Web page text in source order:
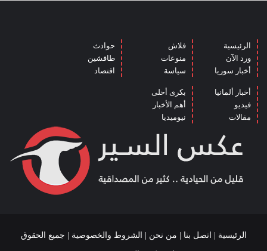
الرئيسية
ورد الآن
أخبار سوريا
فلاش
منوعات
سياسة
حوادث
طافشين
اقتصاد
أخبار ألمانيا
فيديو
مقالات
بكرى أحلى
أهم الأخبار
نيوميديا
الرئيسية اتصل بنا من نحن الشروط والخصوصية | جميع الحقوق